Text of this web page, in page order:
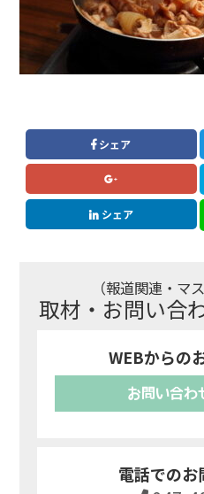
シェア
シェア
（報道関連・マ
取材・お問い合
WEBからの
お問い合わ
電話でのお